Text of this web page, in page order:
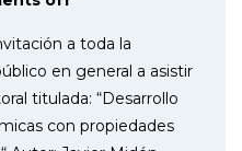
a toda la
en general a asistir
titulada: “Desarrollo
con propiedades